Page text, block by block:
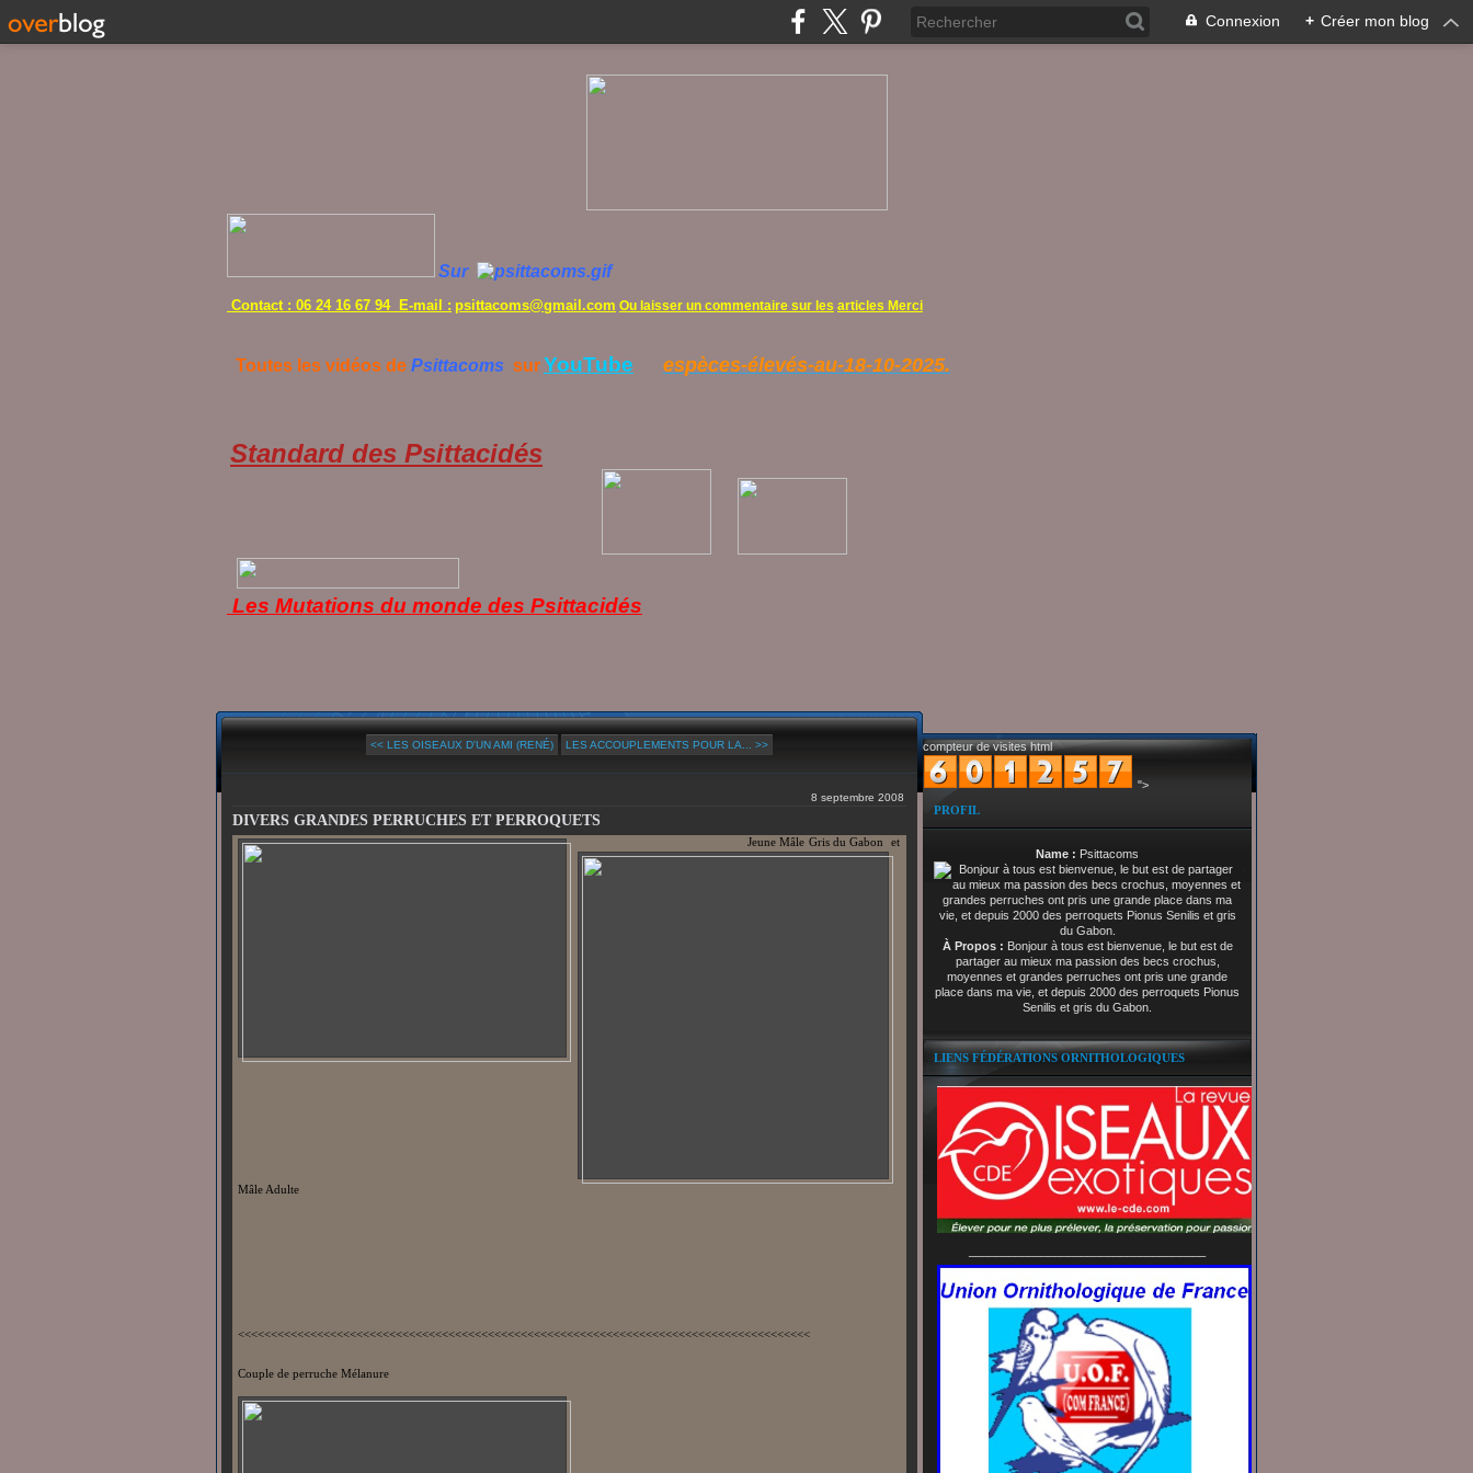
Connexion + Créer mon blog
Sur
Contact : 06 24 16 67 94 E-mail : psittacoms@gmail.com Ou laisser un commentaire sur les articles Merci
Toutes les vidéos de Psittacoms surYouTube espèces-élevés-au-18-10-2025.
Standard des Psittacidés
Les Mutations du monde des Psittacidés
<< LES OISEAUX D'UN AMI (RENÉ) LES ACCOUPLEMENTS POUR LA... >>
8 septembre 2008
DIVERS GRANDES PERRUCHES ET PERROQUETS
Jeune Mâle Gris du Gabon et
Mâle Adulte
<<<<<<<<<<<<<<<<<<<<<<<<<<<<<<<<<<<<<<<<<<<<<<<<<<<<<<<<<<<<<<<<<<<<<<<<<<<<<<<<<<<<<<<
Couple de perruche Mélanure
compteur de visites html
">
PROFIL
Name : Psittacoms
À Propos : Bonjour à tous est bienvenue, le but est de
partager au mieux ma passion des becs crochus,
moyennes et grandes perruches ont pris une grande
place dans ma vie, et depuis 2000 des perroquets Pionus
Senilis et gris du Gabon.
LIENS FÉDÉRATIONS ORNITHOLOGIQUES